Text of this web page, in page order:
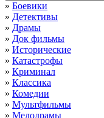
» Боевики
» Детективы
» Драмы
» Док фильмы
» Исторические
» Катастрофы
» Криминал
» Классика
» Комедии
» Мультфильмы
» Мелодрамы